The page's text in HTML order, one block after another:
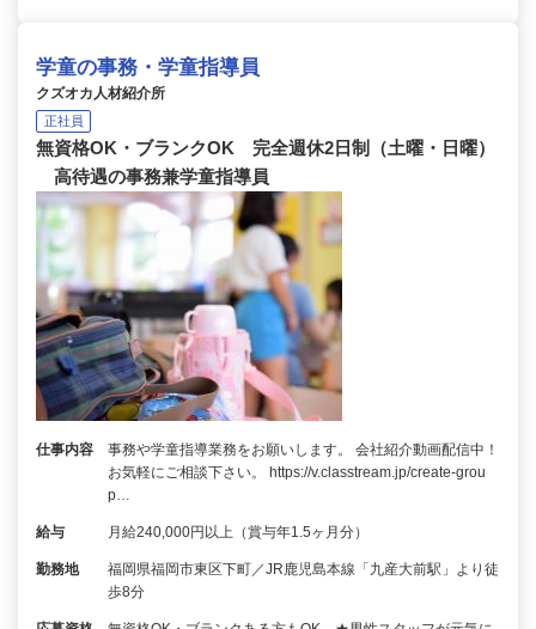
学童の事務・学童指導員
クズオカ人材紹介所
正社員
無資格OK・ブランクOK 完全週休2日制（土曜・日曜）
高待遇の事務兼学童指導員
仕事内容
事務や学童指導業務をお願いします。 会社紹介動画配信中！
お気軽にご相談下さい。 https://v.classtream.jp/create-grou
p…
給与 月給240,000円以上（賞与年1.5ヶ月分）
勤務地
福岡県福岡市東区下町／JR鹿児島本線「九産大前駅」より徒
歩8分